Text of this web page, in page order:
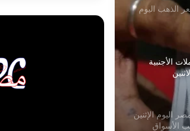
الذهب اليوم
الأجنبية
اليوم الإثنين
ترقب الأسواق